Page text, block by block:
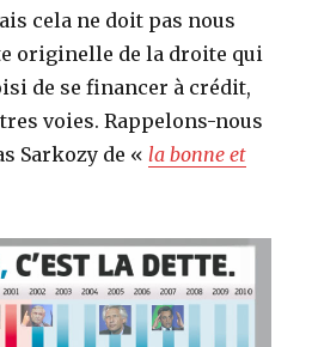
cela ne doit pas nous
originelle de la droite qui
de se financer à crédit,
voies. Rappelons-nous
Sarkozy de «la bonne et